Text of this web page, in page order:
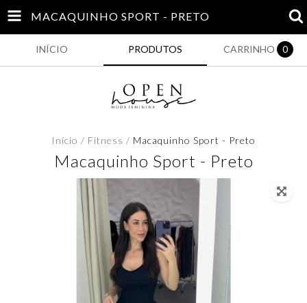
MACAQUINHO SPORT - PRETO
INÍCIO PRODUTOS CARRINHO 0
Início / Fitness / Macaquinho Sport - Preto
Macaquinho Sport - Preto